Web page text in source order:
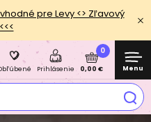
pre Levy <> Zľavový
Prihlásenie
0
0,00 € Menu